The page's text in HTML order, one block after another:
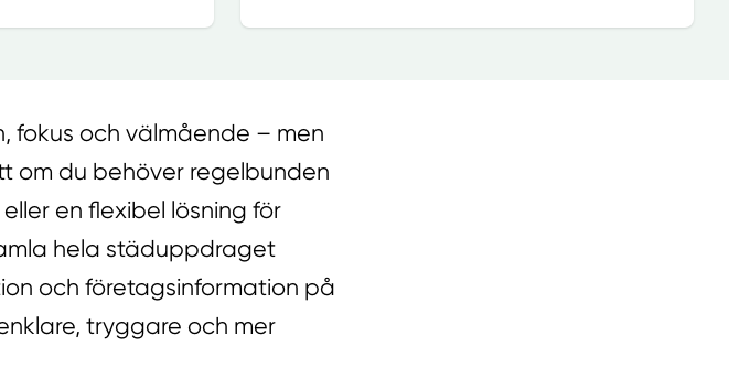
fokus och välmående – men
om du behöver regelbunden
en flexibel lösning för
hela städuppdraget
och företagsinformation på
tryggare och mer